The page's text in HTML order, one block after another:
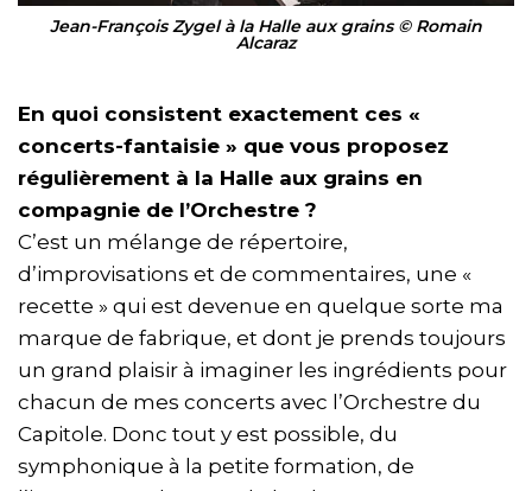
Jean-François Zygel à la Halle aux grains © Romain
Alcaraz
En quoi consistent exactement ces «
concerts-fantaisie » que vous proposez
régulièrement à la Halle aux grains en
compagnie de l’Orchestre ?
C’est un mélange de répertoire,
d’improvisations et de commentaires, une «
recette » qui est devenue en quelque sorte ma
marque de fabrique, et dont je prends toujours
un grand plaisir à imaginer les ingrédients pour
chacun de mes concerts avec l’Orchestre du
Capitole. Donc tout y est possible, du
symphonique à la petite formation, de